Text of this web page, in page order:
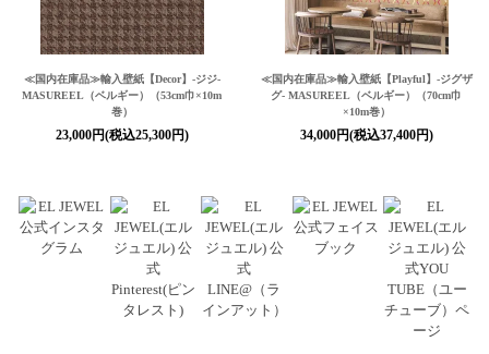
≪国内在庫品≫輸入壁紙【Decor】 -ジジ-
MASUREEL（ベルギー）（53cm巾×10m
巻）
23,000円(税込25,300円)
≪国内在庫品≫輸入壁紙【Playful】 -ジグザ
グ- MASUREEL（ベルギー）（70cm巾
×10m巻）
34,000円(税込37,400円)